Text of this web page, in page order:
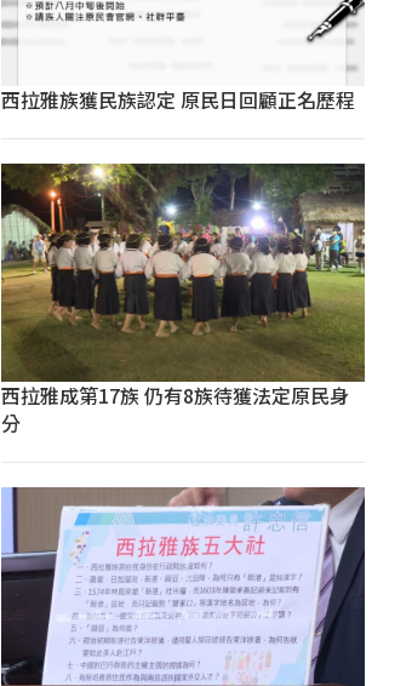
西拉雅族獲民族認定 原民日回顧正名歷程
西拉雅成第17族 仍有8族待獲法定原民身
分